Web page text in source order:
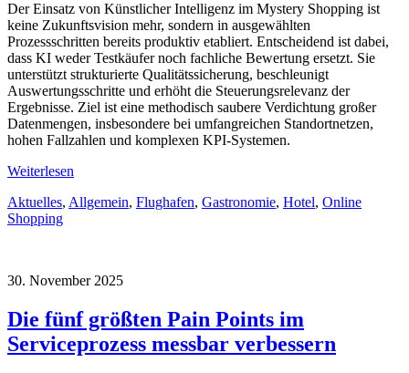
Der Einsatz von Künstlicher Intelligenz im Mystery Shopping ist
keine Zukunftsvision mehr, sondern in ausgewählten
Prozessschritten bereits produktiv etabliert. Entscheidend ist dabei,
dass KI weder Testkäufer noch fachliche Bewertung ersetzt. Sie
unterstützt strukturierte Qualitätssicherung, beschleunigt
Auswertungsschritte und erhöht die Steuerungsrelevanz der
Ergebnisse. Ziel ist eine methodisch saubere Verdichtung großer
Datenmengen, insbesondere bei umfangreichen Standortnetzen,
hohen Fallzahlen und komplexen KPI-Systemen.
Weiterlesen
Aktuelles, Allgemein, Flughafen, Gastronomie, Hotel, Online
Shopping
30. November 2025
Die fünf größten Pain Points im
Serviceprozess messbar verbessern